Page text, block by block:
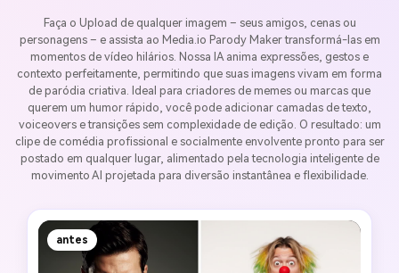
Faça o Upload de qualquer imagem – seus amigos, cenas ou
personagens – e assista ao Media.io Parody Maker transformá-las em
momentos de vídeo hilários. Nossa IA anima expressões, gestos e
contexto perfeitamente, permitindo que suas imagens vivam em forma
de paródia criativa. Ideal para criadores de memes ou marcas que
querem um humor rápido, você pode adicionar camadas de texto,
voiceovers e transições sem complexidade de edição. O resultado: um
clipe de comédia profissional e socialmente envolvente pronto para ser
postado em qualquer lugar, alimentado pela tecnologia inteligente de
movimento AI projetada para diversão instantânea e flexibilidade.
antes